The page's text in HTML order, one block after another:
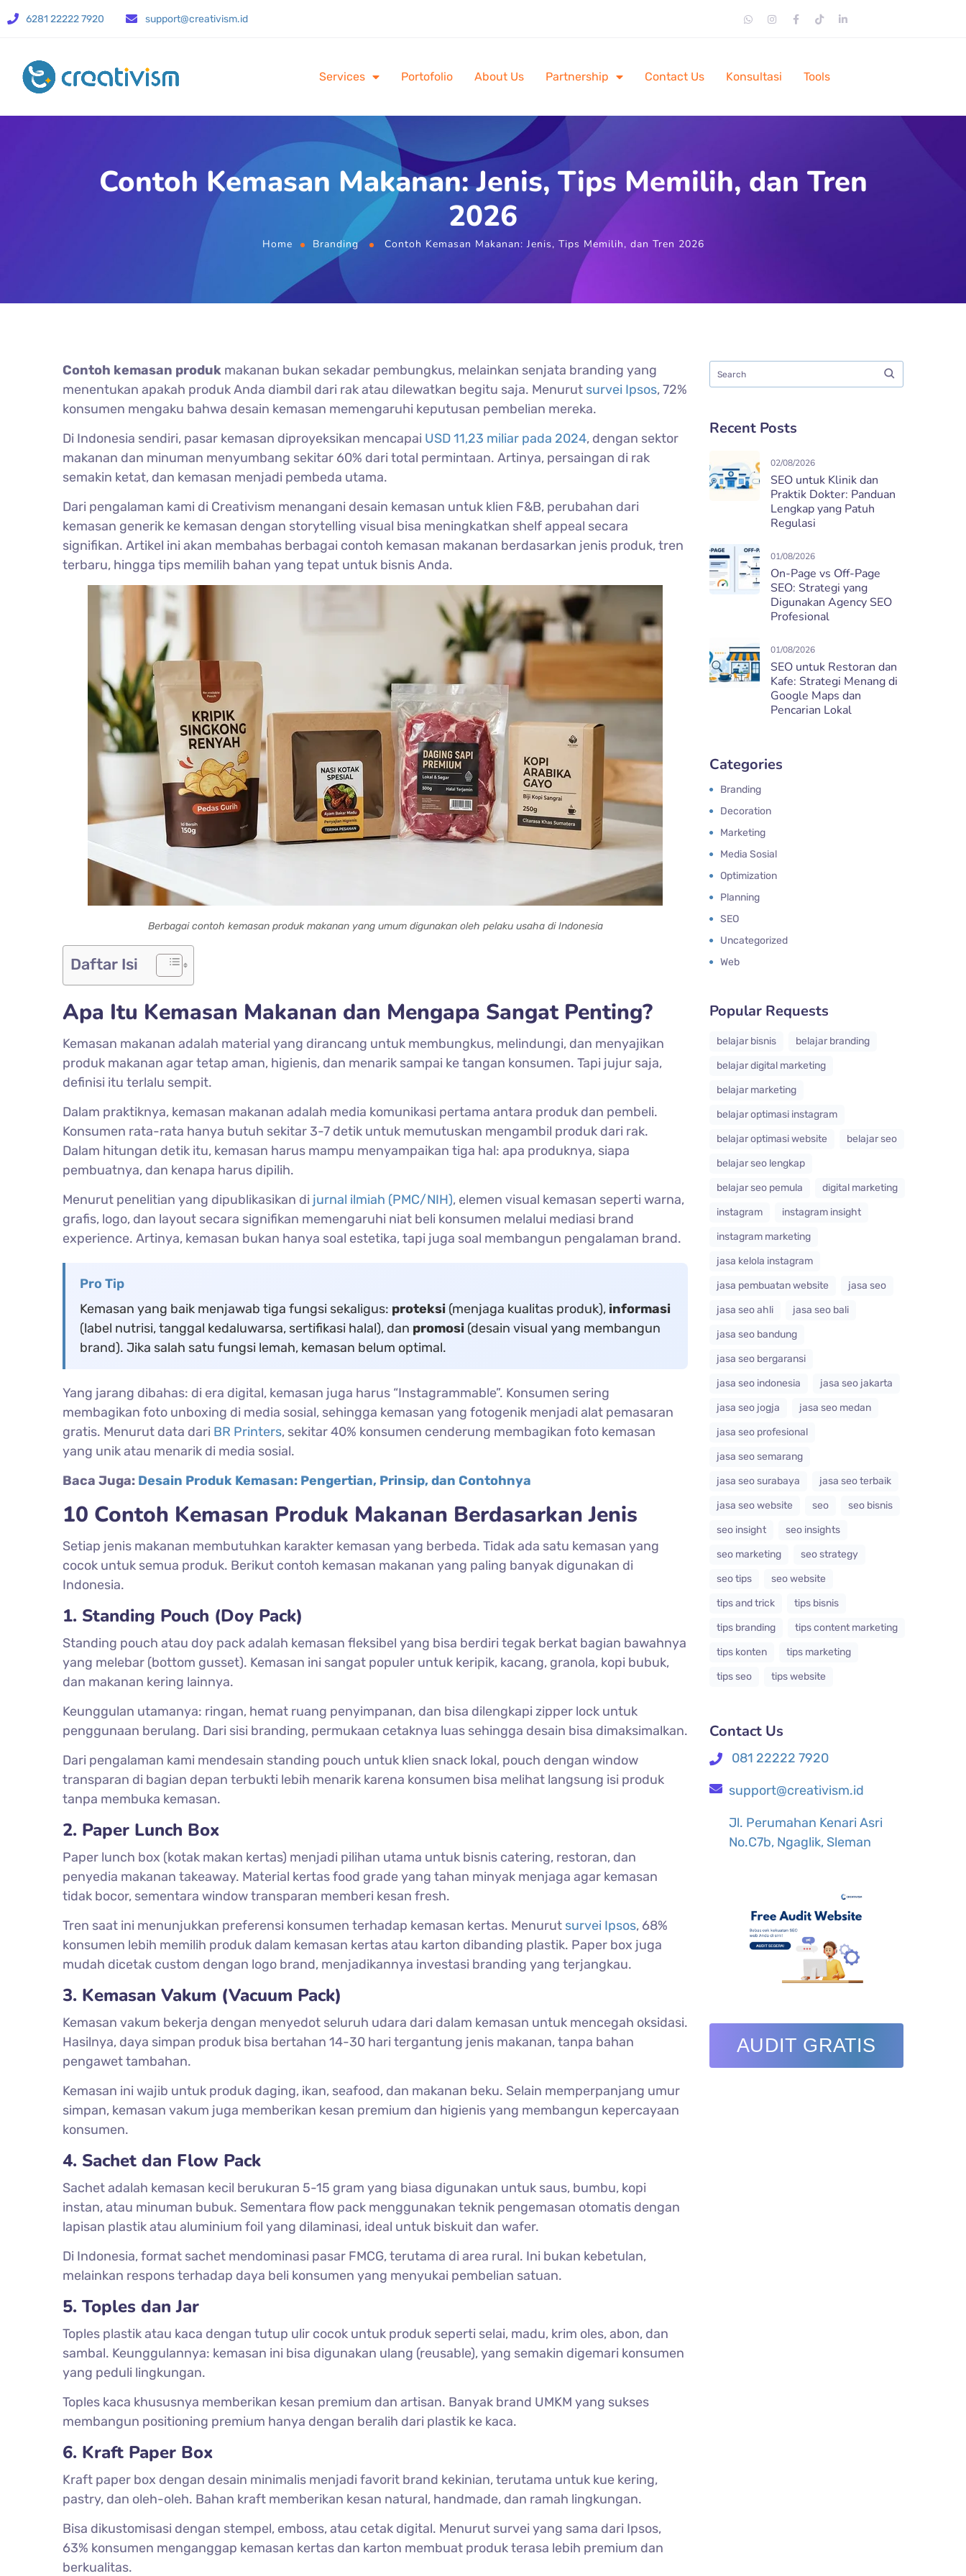
6281 22222 7920 support@creativism.id
Services Portofolio About Us Partnership Contact Us Konsultasi Tools
Contoh Kemasan Makanan: Jenis, Tips Memilih, dan Tren
2026
Home Branding Contoh Kemasan Makanan: Jenis, Tips Memilih, dan Tren 2026
Contoh kemasan produk makanan bukan sekadar pembungkus, melainkan senjata branding yang
menentukan apakah produk Anda diambil dari rak atau dilewatkan begitu saja. Menurut survei Ipsos, 72%
konsumen mengaku bahwa desain kemasan memengaruhi keputusan pembelian mereka.
Di Indonesia sendiri, pasar kemasan diproyeksikan mencapai USD 11,23 miliar pada 2024, dengan sektor
makanan dan minuman menyumbang sekitar 60% dari total permintaan. Artinya, persaingan di rak
semakin ketat, dan kemasan menjadi pembeda utama.
Dari pengalaman kami di Creativism menangani desain kemasan untuk klien F&B, perubahan dari
kemasan generik ke kemasan dengan storytelling visual bisa meningkatkan shelf appeal secara
signifikan. Artikel ini akan membahas berbagai contoh kemasan makanan berdasarkan jenis produk, tren
terbaru, hingga tips memilih bahan yang tepat untuk bisnis Anda.
Berbagai contoh kemasan produk makanan yang umum digunakan oleh pelaku usaha di Indonesia
Daftar Isi
Apa Itu Kemasan Makanan dan Mengapa Sangat Penting?
Kemasan makanan adalah material yang dirancang untuk membungkus, melindungi, dan menyajikan
produk makanan agar tetap aman, higienis, dan menarik sampai ke tangan konsumen. Tapi jujur saja,
definisi itu terlalu sempit.
Dalam praktiknya, kemasan makanan adalah media komunikasi pertama antara produk dan pembeli.
Konsumen rata-rata hanya butuh sekitar 3-7 detik untuk memutuskan mengambil produk dari rak.
Dalam hitungan detik itu, kemasan harus mampu menyampaikan tiga hal: apa produknya, siapa
pembuatnya, dan kenapa harus dipilih.
Menurut penelitian yang dipublikasikan di jurnal ilmiah (PMC/NIH), elemen visual kemasan seperti warna,
grafis, logo, dan layout secara signifikan memengaruhi niat beli konsumen melalui mediasi brand
experience. Artinya, kemasan bukan hanya soal estetika, tapi juga soal membangun pengalaman brand.
Pro Tip
Kemasan yang baik menjawab tiga fungsi sekaligus: proteksi (menjaga kualitas produk), informasi
(label nutrisi, tanggal kedaluwarsa, sertifikasi halal), dan promosi (desain visual yang membangun
brand). Jika salah satu fungsi lemah, kemasan belum optimal.
Yang jarang dibahas: di era digital, kemasan juga harus “Instagrammable”. Konsumen sering
membagikan foto unboxing di media sosial, sehingga kemasan yang fotogenik menjadi alat pemasaran
gratis. Menurut data dari BR Printers, sekitar 40% konsumen cenderung membagikan foto kemasan
yang unik atau menarik di media sosial.
Baca Juga: Desain Produk Kemasan: Pengertian, Prinsip, dan Contohnya
10 Contoh Kemasan Produk Makanan Berdasarkan Jenis
Setiap jenis makanan membutuhkan karakter kemasan yang berbeda. Tidak ada satu kemasan yang
cocok untuk semua produk. Berikut contoh kemasan makanan yang paling banyak digunakan di
Indonesia.
1. Standing Pouch (Doy Pack)
Standing pouch atau doy pack adalah kemasan fleksibel yang bisa berdiri tegak berkat bagian bawahnya
yang melebar (bottom gusset). Kemasan ini sangat populer untuk keripik, kacang, granola, kopi bubuk,
dan makanan kering lainnya.
Keunggulan utamanya: ringan, hemat ruang penyimpanan, dan bisa dilengkapi zipper lock untuk
penggunaan berulang. Dari sisi branding, permukaan cetaknya luas sehingga desain bisa dimaksimalkan.
Dari pengalaman kami mendesain standing pouch untuk klien snack lokal, pouch dengan window
transparan di bagian depan terbukti lebih menarik karena konsumen bisa melihat langsung isi produk
tanpa membuka kemasan.
2. Paper Lunch Box
Paper lunch box (kotak makan kertas) menjadi pilihan utama untuk bisnis catering, restoran, dan
penyedia makanan takeaway. Material kertas food grade yang tahan minyak menjaga agar kemasan
tidak bocor, sementara window transparan memberi kesan fresh.
Tren saat ini menunjukkan preferensi konsumen terhadap kemasan kertas. Menurut survei Ipsos, 68%
konsumen lebih memilih produk dalam kemasan kertas atau karton dibanding plastik. Paper box juga
mudah dicetak custom dengan logo brand, menjadikannya investasi branding yang terjangkau.
3. Kemasan Vakum (Vacuum Pack)
Kemasan vakum bekerja dengan menyedot seluruh udara dari dalam kemasan untuk mencegah oksidasi.
Hasilnya, daya simpan produk bisa bertahan 14-30 hari tergantung jenis makanan, tanpa bahan
pengawet tambahan.
Kemasan ini wajib untuk produk daging, ikan, seafood, dan makanan beku. Selain memperpanjang umur
simpan, kemasan vakum juga memberikan kesan premium dan higienis yang membangun kepercayaan
konsumen.
4. Sachet dan Flow Pack
Sachet adalah kemasan kecil berukuran 5-15 gram yang biasa digunakan untuk saus, bumbu, kopi
instan, atau minuman bubuk. Sementara flow pack menggunakan teknik pengemasan otomatis dengan
lapisan plastik atau aluminium foil yang dilaminasi, ideal untuk biskuit dan wafer.
Di Indonesia, format sachet mendominasi pasar FMCG, terutama di area rural. Ini bukan kebetulan,
melainkan respons terhadap daya beli konsumen yang menyukai pembelian satuan.
5. Toples dan Jar
Toples plastik atau kaca dengan tutup ulir cocok untuk produk seperti selai, madu, krim oles, abon, dan
sambal. Keunggulannya: kemasan ini bisa digunakan ulang (reusable), yang semakin digemari konsumen
yang peduli lingkungan.
Toples kaca khususnya memberikan kesan premium dan artisan. Banyak brand UMKM yang sukses
membangun positioning premium hanya dengan beralih dari plastik ke kaca.
6. Kraft Paper Box
Kraft paper box dengan desain minimalis menjadi favorit brand kekinian, terutama untuk kue kering,
pastry, dan oleh-oleh. Bahan kraft memberikan kesan natural, handmade, dan ramah lingkungan.
Bisa dikustomisasi dengan stempel, emboss, atau cetak digital. Menurut survei yang sama dari Ipsos,
63% konsumen menganggap kemasan kertas dan karton membuat produk terasa lebih premium dan
berkualitas.
Recent Posts
02/08/2026
SEO untuk Klinik dan
Praktik Dokter: Panduan
Lengkap yang Patuh
Regulasi
01/08/2026
On-Page vs Off-Page
SEO: Strategi yang
Digunakan Agency SEO
Profesional
01/08/2026
SEO untuk Restoran dan
Kafe: Strategi Menang di
Google Maps dan
Pencarian Lokal
Categories
Branding
Decoration
Marketing
Media Sosial
Optimization
Planning
SEO
Uncategorized
Web
Popular Requests
belajar bisnis
belajar branding
belajar digital marketing
belajar marketing
belajar optimasi instagram
belajar optimasi website
belajar seo
belajar seo lengkap
belajar seo pemula
digital marketing
instagram
instagram insight
instagram marketing
jasa kelola instagram
jasa pembuatan website
jasa seo
jasa seo ahli
jasa seo bali
jasa seo bandung
jasa seo bergaransi
jasa seo indonesia
jasa seo jakarta
jasa seo jogja
jasa seo medan
jasa seo profesional
jasa seo semarang
jasa seo surabaya
jasa seo terbaik
jasa seo website
seo
seo bisnis
seo insight
seo insights
seo marketing
seo strategy
seo tips
seo website
tips and trick
tips bisnis
tips branding
tips content marketing
tips konten
tips marketing
tips seo
tips website
Contact Us
081 22222 7920
support@creativism.id
Jl. Perumahan Kenari Asri
No.C7b, Ngaglik, Sleman
AUDIT GRATIS